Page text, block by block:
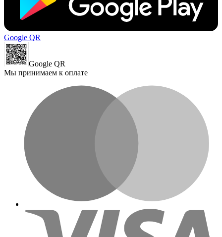
Google QR
Google QR
Мы принимаем к оплате